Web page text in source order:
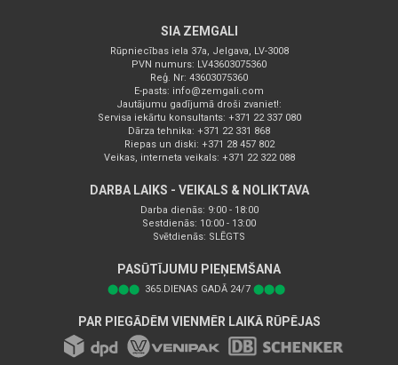
SIA ZEMGALI
Rūpniecības iela 37a, Jelgava, LV-3008
PVN numurs: LV43603075360
Reģ. Nr: 43603075360
E-pasts: info@zemgali.com
Jautājumu gadījumā droši zvaniet!:
Servisa iekārtu konsultants: +371 22 337 080
Dārza tehnika: +371 22 331 868
Riepas un diski: +371 28 457 802
Veikas, interneta veikals: +371 22 322 088
DARBA LAIKS - VEIKALS & NOLIKTAVA
Darba dienās: 9:00 - 18:00
Sestdienās: 10:00 - 13:00
Svētdienās: SLĒGTS
PASŪTĪJUMU PIEŅEMŠANA
⬤⬤⬤ 365.DIENAS GADĀ 24/7 ⬤⬤⬤
PAR PIEGĀDĒM VIENMĒR LAIKĀ RŪPĒJAS